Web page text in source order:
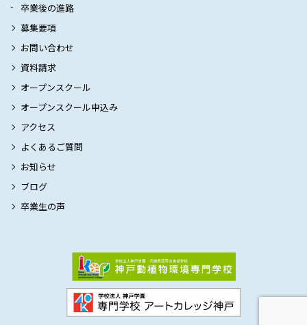
卒業後の進路
募集要項
お問い合わせ
資料請求
オープンスクール
オープンスクール申込み
アクセス
よくあるご質問
お知らせ
ブログ
卒業生の声